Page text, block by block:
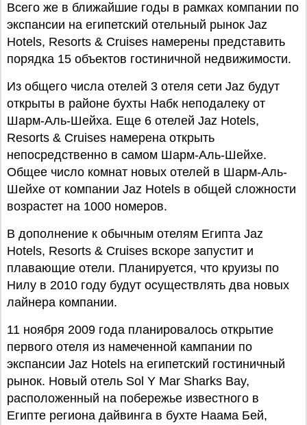
Всего же в ближайшие годы в рамках компании по
экспансии на египетский отельный рынок Jaz
Hotels, Resorts & Cruises намерены представить
порядка 15 объектов гостиничной недвижимости.
Из общего числа отелей 3 отеля сети Jaz будут
открыты в районе бухты Набк неподалеку от
Шарм-Аль-Шейха. Еще 6 отелей Jaz Hotels,
Resorts & Cruises намерена открыть
непосредственно в самом Шарм-Аль-Шейхе.
Общее число комнат новых отелей в Шарм-Аль-
Шейхе от компании Jaz Hotels в общей сложности
возрастет на 1000 номеров.
В дополнение к обычным отелям Египта Jaz
Hotels, Resorts & Cruises вскоре запустит и
плавающие отели. Планируется, что круизы по
Нилу в 2010 году будут осуществлять два новых
лайнера компании.
11 ноября 2009 года планировалось открытие
первого отеля из намеченной кампании по
экспансии Jaz Hotels на египетский гостиничный
рынок. Новый отель Sol Y Mar Sharks Bay,
расположенный на побережье известного в
Египте региона дайвинга в бухте Наама Бей,